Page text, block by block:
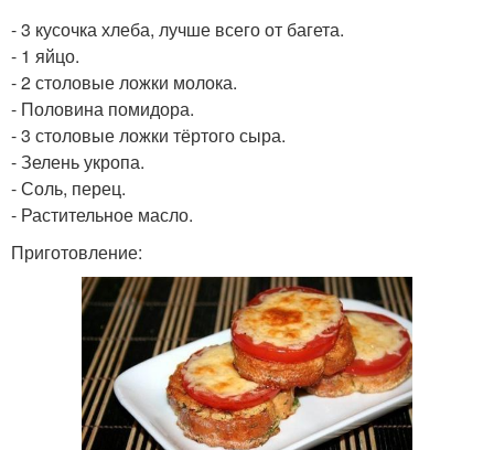
- 3 кусочка хлеба, лучше всего от багета.
- 1 яйцо.
- 2 столовые ложки молока.
- Половина помидора.
- 3 столовые ложки тёртого сыра.
- Зелень укропа.
- Соль, перец.
- Растительное масло.
Приготовление: